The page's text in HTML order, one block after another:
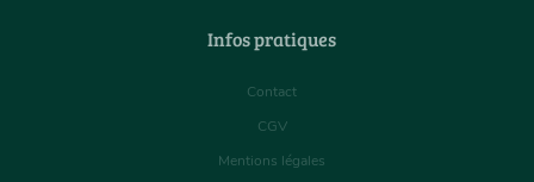
Infos pratiques
Contact
CGV
Mentions légales